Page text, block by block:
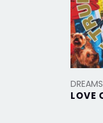
LOVE